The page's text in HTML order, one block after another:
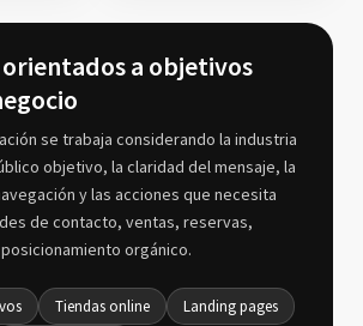
a objetivos
se trabaja considerando la industria
objetivo, la claridad del mensaje, la
y las acciones que necesita
de contacto, ventas, reservas,
orgánico.
Tiendas online
Landing pages